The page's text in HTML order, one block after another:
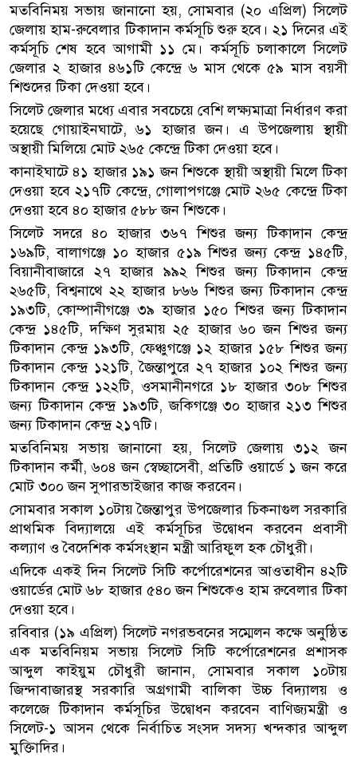
মতবিনিময় সভায় জানানো হয়, সোমবার (২০ এপ্রিল) সিলেট
জেলায় হাম-রুবেলার টিকাদান কর্মসূচি শুরু হবে। ২১ দিনের এই
কর্মসূচি শেষ হবে আগামী ১১ মে। কর্মসূচি চলাকালে সিলেট
জেলার ২ হাজার ৪৬১টি কেন্দ্রে ৬ মাস থেকে ৫৯ মাস বয়সী
শিশুদের টিকা দেওয়া হবে।
সিলেট জেলার মধ্যে এবার সবচেয়ে বেশি লক্ষ্যমাত্রা নির্ধারণ করা
হয়েছে গোয়াইনঘাটে, ৬১ হাজার জন। এ উপজেলায় স্থায়ী
অস্থায়ী মিলিয়ে মোট ২৬৫ কেন্দ্রে টিকা দেওয়া হবে।
কানাইঘাটে ৪১ হাজার ১৯১ জন শিশুকে স্থায়ী অস্থায়ী মিলে টিকা
দেওয়া হবে ২১৭টি কেন্দ্রে, গোলাপগঞ্জে মোট ২৬৫ কেন্দ্রে টিকা
দেওয়া হবে ৪০ হাজার ৫৮৮ জন শিশুকে।
সিলেট সদরে ৪০ হাজার ৩৬৭ শিশুর জন্য টিকাদান কেন্দ্র
১৬৯টি, বালাগঞ্জে ১০ হাজার ৫১৯ শিশুর জন্য কেন্দ্র ১৪৫টি,
বিয়ানীবাজারে ২৭ হাজার ৯৯২ শিশুর জন্য টিকাদান কেন্দ্র
২৬৫টি, বিশ্বনাথে ২২ হাজার ৮৬৬ শিশুর জন্য টিকাদান কেন্দ্র
১৯৩টি, কোম্পানীগঞ্জে ৩৯ হাজার ১৫০ শিশুর জন্য টিকাদান
কেন্দ্র ১৪৫টি, দক্ষিণ সুরমায় ২৫ হাজার ৬০ জন শিশুর জন্য
টিকাদান কেন্দ্র ১৯৩টি, ফেঞ্চুগঞ্জে ১২ হাজার ১৫৮ শিশুর জন্য
টিকাদান কেন্দ্র ১২১টি, জৈন্তাপুরে ২৭ হাজার ১০২ শিশুর জন্য
টিকাদান কেন্দ্র ১২২টি, ওসমানীনগরে ১৮ হাজার ৩০৮ শিশুর
জন্য টিকাদান কেন্দ্র ১৯৩টি, জকিগঞ্জে ৩০ হাজার ২১৩ শিশুর
জন্য টিকাদান কেন্দ্র ২১৭টি।
মতবিনিময় সভায় জানানো হয়, সিলেট জেলায় ৩১২ জন
টিকাদান কর্মী, ৬০৪ জন স্বেচ্ছাসেবী, প্রতিটি ওয়ার্ডে ১ জন করে
মোট ৩০০ জন সুপারভাইজার কাজ করবেন।
সোমবার সকাল ১০টায় জৈন্তাপুর উপজেলার চিকনাগুল সরকারি
প্রাথমিক বিদ্যালয়ে এই কর্মসূচির উদ্বোধন করবেন প্রবাসী
কল্যাণ ও বৈদেশিক কর্মসংস্থান মন্ত্রী আরিফুল হক চৌধুরী।
এদিকে একই দিন সিলেট সিটি কর্পোরেশনের আওতাধীন ৪২টি
ওয়ার্ডের মোট ৬৮ হাজার ৫৪০ জন শিশুকেও হাম রুবেলার টিকা
দেওয়া হবে।
রবিবার (১৯ এপ্রিল) সিলেট নগরভবনের সম্মেলন কক্ষে অনুষ্ঠিত
এক মতবিনিয়ম সভায় সিলেট সিটি কর্পোরেশনের প্রশাসক
আব্দুল কাইয়ুম চৌধুরী জানান, সোমবার সকাল ১০টায়
জিন্দাবাজারস্থ সরকারি অগ্রগামী বালিকা উচ্চ বিদ্যালয় ও
কলেজে টিকাদান কর্মসূচির উদ্বোধন করবেন বাণিজ্যমন্ত্রী ও
সিলেট-১ আসন থেকে নির্বাচিত সংসদ সদস্য খন্দকার আব্দুল
মুক্তিাদির।